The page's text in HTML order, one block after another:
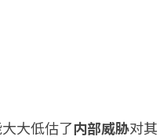
大低估了内部威胁对其